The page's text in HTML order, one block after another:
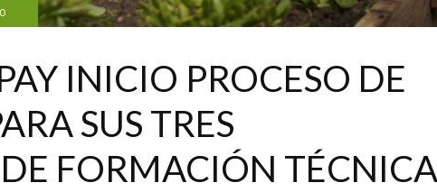
0
INICIO PROCESO DE
SUS TRES
FORMACIÓN TÉCNICA